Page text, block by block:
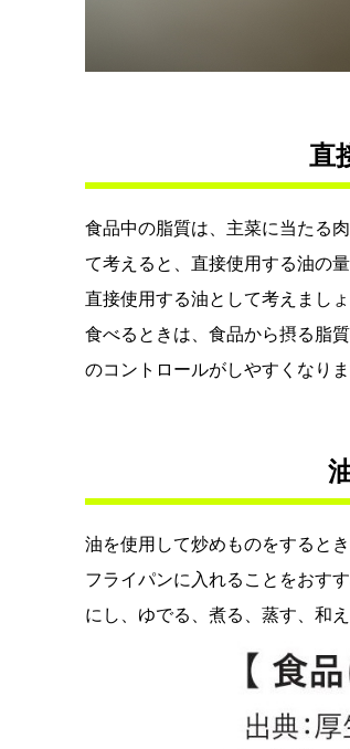
直
食品中の脂質は、主菜に当たる
て考えると、直接使用する油の
直接使用する油として考えまし
食べるときは、食品から摂る脂
のコントロールがしやすくなりま
油を使用して炒めものをすると
フライパンに入れることをおす
にし、ゆでる、煮る、蒸す、和